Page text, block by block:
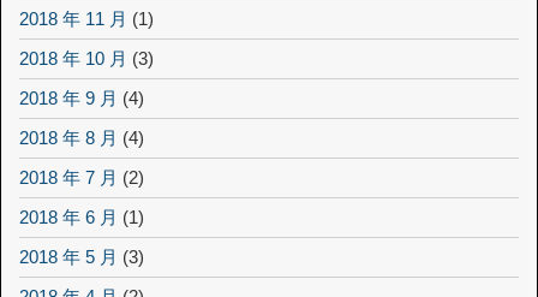
2018 年 11 月 (1)
2018 年 10 月 (3)
2018 年 9 月 (4)
2018 年 8 月 (4)
2018 年 7 月 (2)
2018 年 6 月 (1)
2018 年 5 月 (3)